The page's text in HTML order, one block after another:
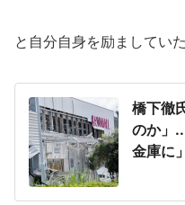
と自分自身を励ましていた
橋下徹
のか」
金庫に